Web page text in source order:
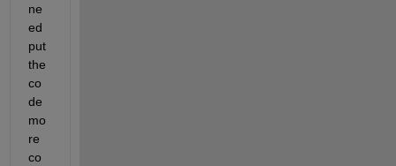
ne
ed
put
the
co
de
mo
re
co